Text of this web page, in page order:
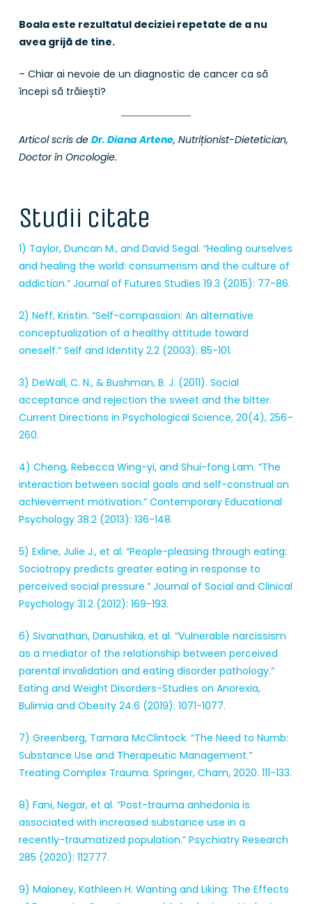
Boala este rezultatul deciziei repetate de a nu
avea grijă de tine.
– Chiar ai nevoie de un diagnostic de cancer ca să
începi să trăiești?
Articol scris de Dr. Diana Artene, Nutriționist-Dietetician,
Doctor în Oncologie.
Studii citate
1) Taylor, Duncan M., and David Segal. “Healing ourselves
and healing the world: consumerism and the culture of
addiction.” Journal of Futures Studies 19.3 (2015): 77-86.
2) Neff, Kristin. “Self-compassion: An alternative
conceptualization of a healthy attitude toward
oneself.” Self and Identity 2.2 (2003): 85-101.
3) DeWall, C. N., & Bushman, B. J. (2011). Social
acceptance and rejection the sweet and the bitter.
Current Directions in Psychological Science, 20(4), 256–
260.
4) Cheng, Rebecca Wing-yi, and Shui-fong Lam. “The
interaction between social goals and self-construal on
achievement motivation.” Contemporary Educational
Psychology 38.2 (2013): 136-148.
5) Exline, Julie J., et al. “People-pleasing through eating:
Sociotropy predicts greater eating in response to
perceived social pressure.” Journal of Social and Clinical
Psychology 31.2 (2012): 169-193.
6) Sivanathan, Danushika, et al. “Vulnerable narcissism
as a mediator of the relationship between perceived
parental invalidation and eating disorder pathology.”
Eating and Weight Disorders-Studies on Anorexia,
Bulimia and Obesity 24.6 (2019): 1071-1077.
7) Greenberg, Tamara McClintock. “The Need to Numb:
Substance Use and Therapeutic Management.”
Treating Complex Trauma. Springer, Cham, 2020. 111-133.
8) Fani, Negar, et al. “Post-trauma anhedonia is
associated with increased substance use in a
recently-traumatized population.” Psychiatry Research
285 (2020): 112777.
9) Maloney, Kathleen H. Wanting and Liking: The Effects